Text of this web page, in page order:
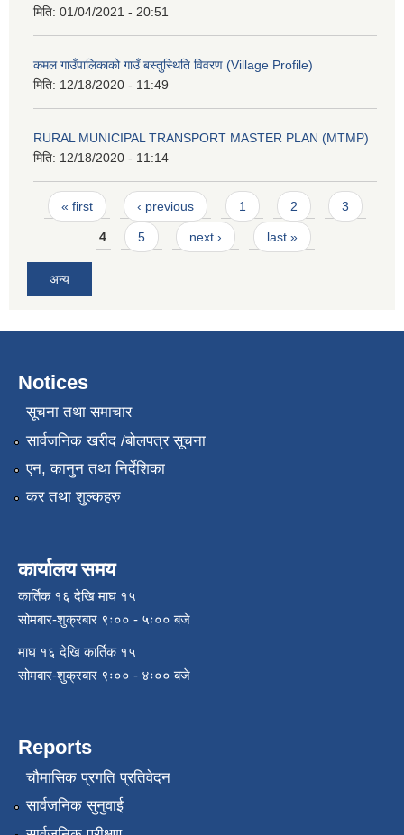
मिति: 01/04/2021 - 20:51
कमल गाउँपालिकाको गाउँ बस्तुस्थिति विवरण (Village Profile)
मिति: 12/18/2020 - 11:49
RURAL MUNICIPAL TRANSPORT MASTER PLAN (MTMP)
मिति: 12/18/2020 - 11:14
Pages
« first ‹ previous 1 2 3
4 5 next › last »
अन्य
Notices
सूचना तथा समाचार
सार्वजनिक खरीद /बोलपत्र सूचना
एन, कानुन तथा निर्देशिका
कर तथा शुल्कहरु
कार्यालय समय
कार्तिक १६ देखि माघ १५
सोमबार-शुक्रबार ९ः०० - ५ः०० बजे
माघ १६ देखि कार्तिक १५
सोमबार-शुक्रबार ९ः०० - ४ः०० बजे
Reports
चौमासिक प्रगति प्रतिवेदन
सार्वजनिक सुनुवाई